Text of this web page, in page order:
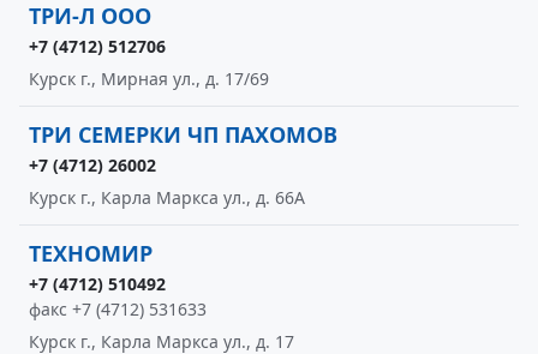
ТРИ-Л ООО
+7 (4712) 512706
Курск г., Мирная ул., д. 17/69
ТРИ СЕМЕРКИ ЧП ПАХОМОВ
+7 (4712) 26002
Курск г., Карла Маркса ул., д. 66А
ТЕХНОМИР
+7 (4712) 510492
факс +7 (4712) 531633
Курск г., Карла Маркса ул., д. 17